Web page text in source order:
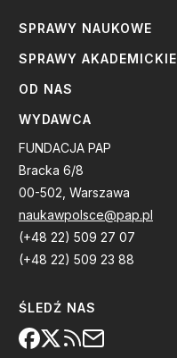
SPRAWY NAUKOWE
SPRAWY AKADEMICKIE
OD NAS
WYDAWCA
FUNDACJA PAP
Bracka 6/8
00-502, Warszawa
naukawpolsce@pap.pl
(+48 22) 509 27 07
(+48 22) 509 23 88
ŚLEDŹ NAS